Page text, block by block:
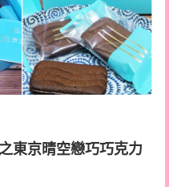
東京晴空戀巧巧克力